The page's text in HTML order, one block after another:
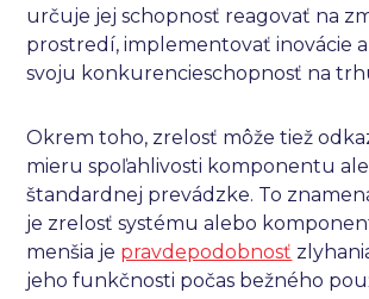
určuje jej schopnosť reagovať na
prostredí, implementovať inovácie
svoju konkurencieschopnosť na
Okrem toho, zrelosť môže tiež
mieru spoľahlivosti komponentu
štandardnej prevádzke. To
je zrelosť systému alebo
menšia je pravdepodobnosť
jeho funkčnosti počas bežného